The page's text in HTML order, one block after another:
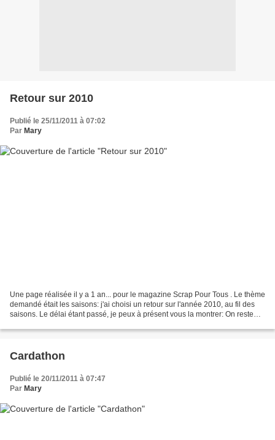
Retour sur 2010
Publié le 25/11/2011 à 07:02
Par Mary
Une page réalisée il y a 1 an... pour le magazine Scrap Pour Tous . Le thème
demandé était les saisons: j'ai choisi un retour sur l'année 2010, au fil des
saisons. Le délai étant passé, je peux à présent vous la montrer: On reste
Cardathon
Publié le 20/11/2011 à 07:47
Par Mary